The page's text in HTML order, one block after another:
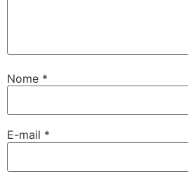
Nome *
E-mail *